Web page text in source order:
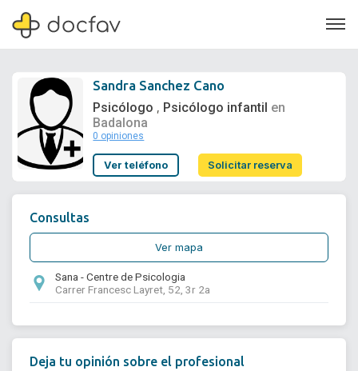
Quiénes somos
Sandra Sanchez Cano
Psicólogo , Psicólogo infantil en
Badalona
0 opiniones
Ver teléfono Solicitar reserva
Consultas
Ver mapa
Sana - Centre de Psicologia
Carrer Francesc Layret, 52, 3r 2a
Deja tu opinión sobre el profesional